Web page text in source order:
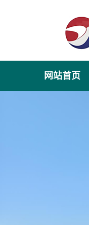
网站首页